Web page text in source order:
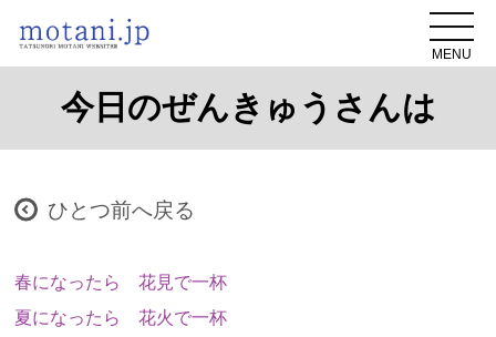
MENU
今日のぜんきゅうさんは
ひとつ前へ戻る
春になったら 花見で一杯
夏になったら 花火で一杯